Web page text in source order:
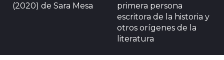
(2020) de Sara Mesa
primera persona
escritora de la historia y
otros orígenes de la
literatura